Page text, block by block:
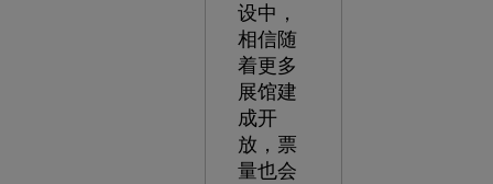
设中，
相信随
着更多
展馆建
成开
放，票
量也会